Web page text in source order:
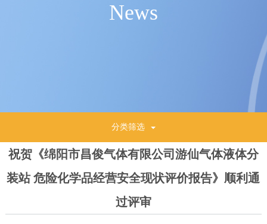
News
分类筛选
祝贺《绵阳市昌俊气体有限公司游仙气体液体分
装站 危险化学品经营安全现状评价报告》顺利通
过评审